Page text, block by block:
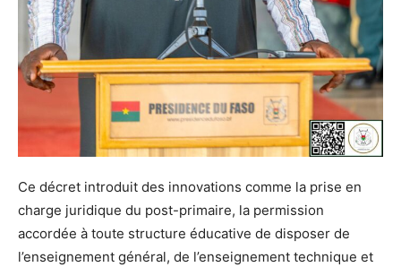
Ce décret introduit des innovations comme la prise en
charge juridique du post-primaire, la permission
accordée à toute structure éducative de disposer de
l’enseignement général, de l’enseignement technique et